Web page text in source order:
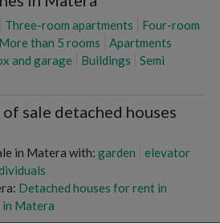
Three-room apartments
Four-room
More than 5 rooms
Apartments
and garage Buildings
Semi
sale detached houses
in Matera with: garden
elevator
Detached houses for rent in
in Matera